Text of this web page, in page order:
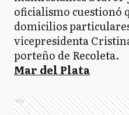
oficialismo cuestionó
domicilios
vicepresidenta
porteño de Recoleta.
Mar del Plata
Ads